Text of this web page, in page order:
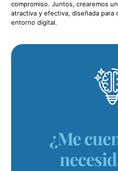
compromiso. Juntos, crearemos
atractiva y efectiva, diseñada para
entorno digital.
¿Me